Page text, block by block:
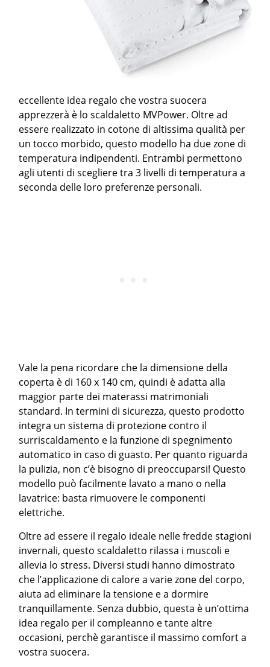
eccellente idea regalo che vostra suocera
apprezzerà è lo scaldaletto MVPower. Oltre ad
essere realizzato in cotone di altissima qualità per
un tocco morbido, questo modello ha due zone di
temperatura indipendenti. Entrambi permettono
agli utenti di scegliere tra 3 livelli di temperatura a
seconda delle loro preferenze personali.
Vale la pena ricordare che la dimensione della
coperta è di 160 x 140 cm, quindi è adatta alla
maggior parte dei materassi matrimoniali
standard. In termini di sicurezza, questo prodotto
integra un sistema di protezione contro il
surriscaldamento e la funzione di spegnimento
automatico in caso di guasto. Per quanto riguarda
la pulizia, non c’è bisogno di preoccuparsi! Questo
modello può facilmente lavato a mano o nella
lavatrice: basta rimuovere le componenti
elettriche.
Oltre ad essere il regalo ideale nelle fredde stagioni
invernali, questo scaldaletto rilassa i muscoli e
allevia lo stress. Diversi studi hanno dimostrato
che l’applicazione di calore a varie zone del corpo,
aiuta ad eliminare la tensione e a dormire
tranquillamente. Senza dubbio, questa è un’ottima
idea regalo per il compleanno e tante altre
occasioni, perchè garantisce il massimo comfort a
vostra suocera.